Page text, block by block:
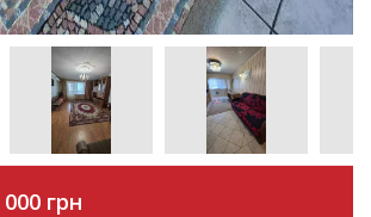
000 грн